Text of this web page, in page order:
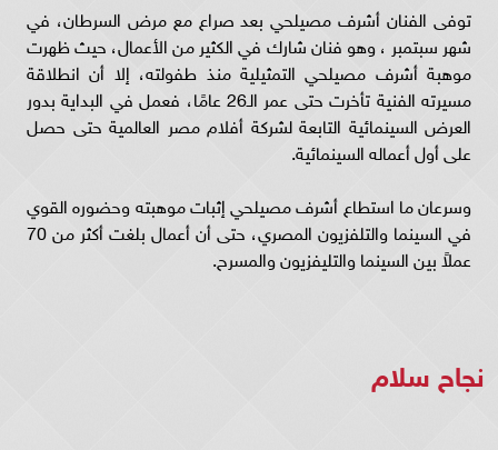
توفى الفنان أشرف مصيلحي بعد صراع مع مرض السرطان، في
شهر سبتمبر ، وهو فنان شارك في الكثير من الأعمال، حيث ظهرت
موهبة أشرف مصيلحي التمثيلية منذ طفولته، إلا أن انطلاقة
مسيرته الفنية تأخرت حتى عمر الـ26 عامًا، فعمل في البداية بدور
العرض السينمائية التابعة لشركة أفلام مصر العالمية حتى حصل
على أول أعماله السينمائية.
وسرعان ما استطاع أشرف مصيلحي إثبات موهبته وحضوره القوي
في السينما والتلفزيون المصري، حتى أن أعمال بلغت أكثر من 70
عملاً بين السينما والتليفزيون والمسرح.
نجاح سلام